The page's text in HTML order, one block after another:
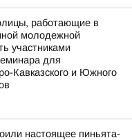
работающие в
молодежной
участниками
для
Кавказского и Южного
настоящее пиньята-